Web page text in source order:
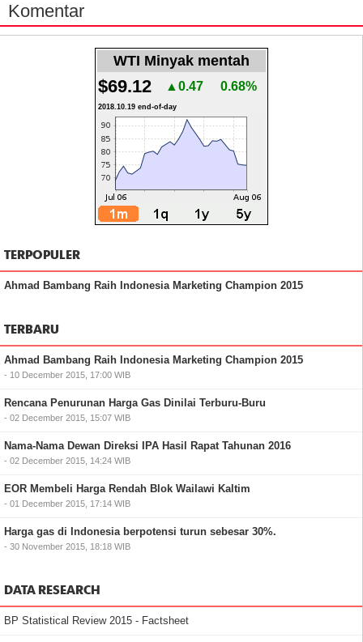
Komentar
WTI Minyak mentah
$69.12 ▲0.47 0.68%
2018.10.19 end-of-day
TERPOPULER
Ahmad Bambang Raih Indonesia Marketing Champion 2015
TERBARU
Ahmad Bambang Raih Indonesia Marketing Champion 2015
- 10 December 2015, 17:00 WIB
Rencana Penurunan Harga Gas Dinilai Terburu-Buru
- 02 December 2015, 15:07 WIB
Nama-Nama Dewan Direksi IPA Hasil Rapat Tahunan 2016
- 02 December 2015, 14:24 WIB
EOR Membeli Harga Rendah Blok Wailawi Kaltim
- 01 December 2015, 17:14 WIB
Harga gas di Indonesia berpotensi turun sebesar 30%.
- 30 November 2015, 18:18 WIB
DATA RESEARCH
BP Statistical Review 2015 - Factsheet